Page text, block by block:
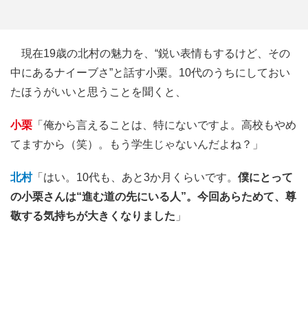
現在19歳の北村の魅力を、“鋭い表情もするけど、その
中にあるナイーブさ”と話す小栗。10代のうちにしておい
たほうがいいと思うことを聞くと、
小栗 「俺から言えることは、特にないですよ。高校もやめ
てますから（笑）。もう学生じゃないんだよね？」
北村「はい。10代も、あと3か月くらいです。 僕にとって
の小栗さんは“進む道の先にいる人”。今回あらためて、尊
敬する気持ちが大きくなりました 」